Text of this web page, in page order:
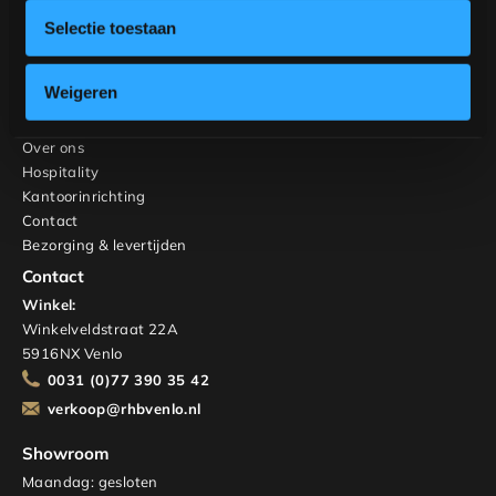
Selectie toestaan
Weigeren
Stoelen
Kasten en TV-meubels
Maatwerk
RHB Home & Living
Over ons
Hospitality
Kantoorinrichting
Contact
Bezorging & levertijden
Contact
Winkel:
Winkelveldstraat 22A
5916NX Venlo
0031 (0)77 390 35 42
verkoop@rhbvenlo.nl
Showroom
Maandag: gesloten